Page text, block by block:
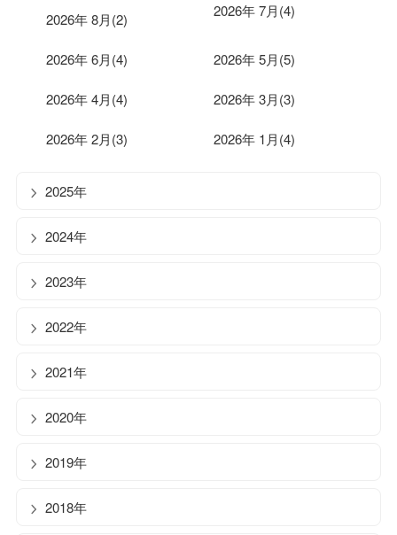
2026年 8月(2) 2026年 7月(4)
2026年 6月(4) 2026年 5月(5)
2026年 4月(4) 2026年 3月(3)
2026年 2月(3) 2026年 1月(4)
2025年
2024年
2023年
2022年
2021年
2020年
2019年
2018年